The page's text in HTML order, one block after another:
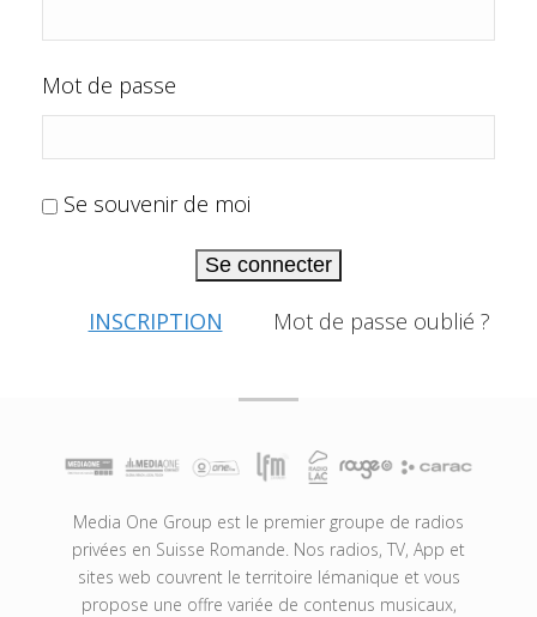
Mot de passe
Se souvenir de moi
Se connecter
INSCRIPTION Mot de passe oublié ?
Media One Group est le premier groupe de radios
privées en Suisse Romande. Nos radios, TV, App et
sites web couvrent le territoire lémanique et vous
propose une offre variée de contenus musicaux,